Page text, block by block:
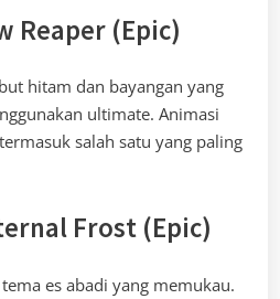
Reaper (Epic)
hitam dan bayangan yang
ultimate. Animasi
salah satu yang paling
Frost (Epic)
es abadi yang memukau.